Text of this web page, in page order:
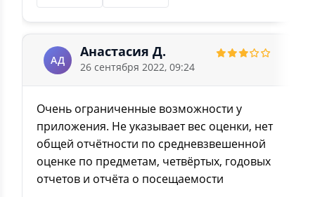
АД
Анастасия Д.
26 сентября 2022, 09:24
Очень ограниченные возможности у
приложения. Не указывает вес оценки, нет
общей отчётности по средневзвешенной
оценке по предметам, четвёртых, годовых
отчетов и отчёта о посещаемости